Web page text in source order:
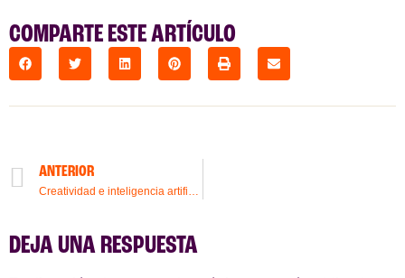
COMPARTE ESTE ARTÍCULO
ANTERIOR
Creatividad e inteligencia artificial: ¿nos complementamos o competimos?
DEJA UNA RESPUESTA